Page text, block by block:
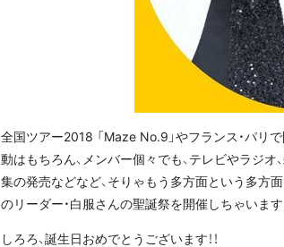
全国ツアー2018 「Maze No.9」やフランス・パ
動はもちろん、メンバー個々でも、テレビやラジオ
集の発売などなど、そりゃもう多方面という多方
のリーダー・白服さんの聖誕祭を開催しちゃいます！
しろろ、誕生日おめでとうございます！！